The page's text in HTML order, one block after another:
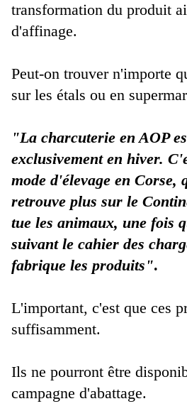
transformation du produit
d'affinage.
Peut-on trouver n'importe
sur les étals ou en
"La charcuterie en AOP
exclusivement en hiver.
mode d'élevage en Corse,
retrouve plus sur le
tue les animaux, une fois
suivant le cahier des
fabrique les produits".
L'important, c'est que ces
suffisamment.
Ils ne pourront être
campagne d'abattage.